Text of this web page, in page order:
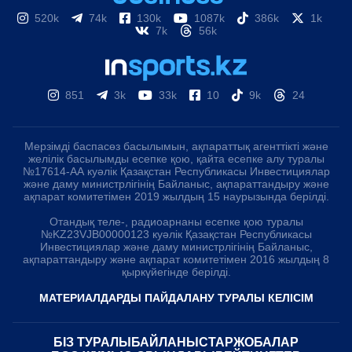
520k 74k 130k 1087k 386k
1k
7k
56k
851 3k 33k 10 9k 24
Мерзімді баспасөз басылымын, ақпараттық агенттікті және
желілік басылымды есепке қою, қайта есепке алу туралы
№17614-АА куәлік Қазақстан Республикасы Инвестициялар
және даму министрлігінің Байланыс, ақпараттандыру және
ақпарат комитетімен 2019 жылдың 15 наурызында берілді.
Отандық теле-, радиоарнаны есепке қою туралы
№KZ23VJB00000123 куәлік Қазақстан Республикасы
Инвестициялар және даму министрлігінің Байланыс,
ақпараттандыру және ақпарат комитетімен 2016 жылдың 8
қыркүйегінде берілді.
МАТЕРИАЛДАРДЫ ПАЙДАЛАНУ ТУРАЛЫ КЕЛІСІМ
БІЗ ТУРАЛЫ БАЙЛАНЫСТАРЖОБАЛАР